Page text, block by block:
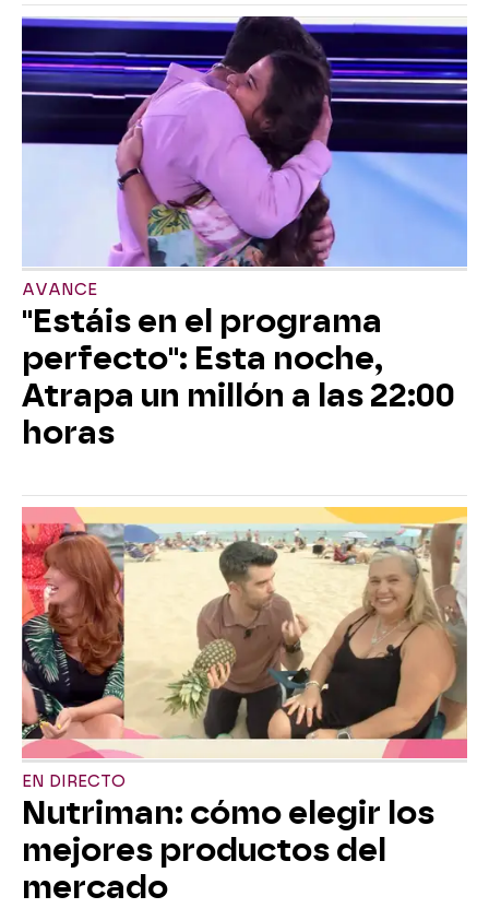
AVANCE
"Estáis en el programa
perfecto": Esta noche,
Atrapa un millón a las 22:00
horas
EN DIRECTO
Nutriman: cómo elegir los
mejores productos del
mercado